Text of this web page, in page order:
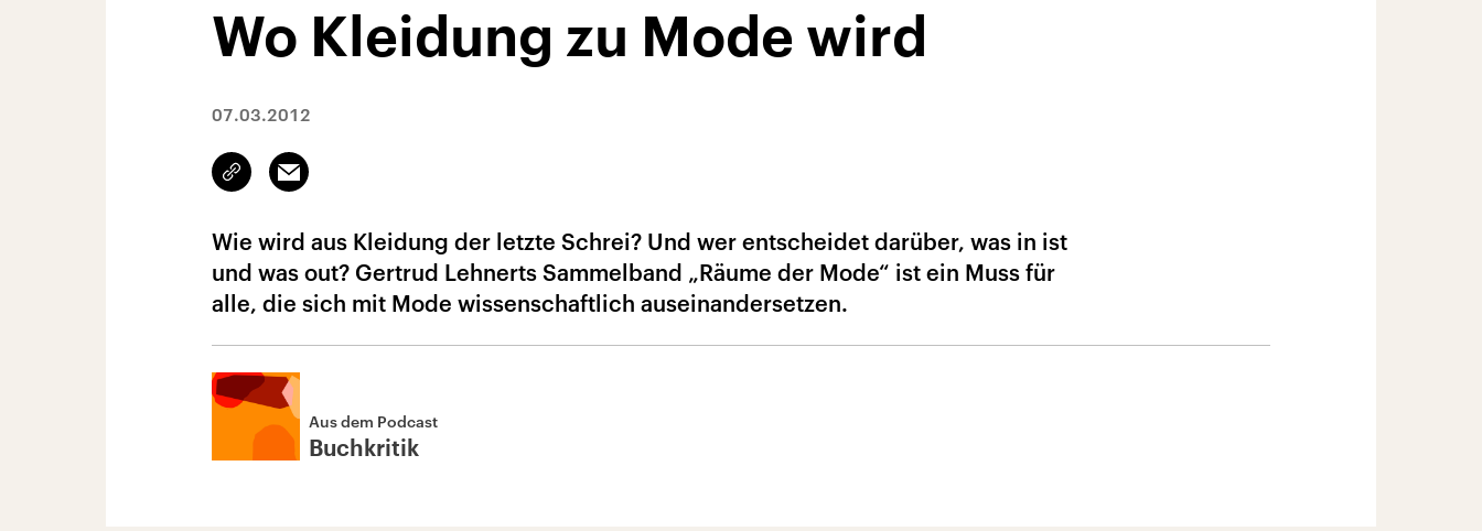
Wo Kleidung zu Mode wird
07.03.2012
Link
kopieren/teilen
Email
Wie wird aus Kleidung der letzte Schrei? Und wer entscheidet darüber, was in ist
und was out? Gertrud Lehnerts Sammelband „Räume der Mode“ ist ein Muss für
alle, die sich mit Mode wissenschaftlich auseinandersetzen.
Aus dem Podcast
Buchkritik